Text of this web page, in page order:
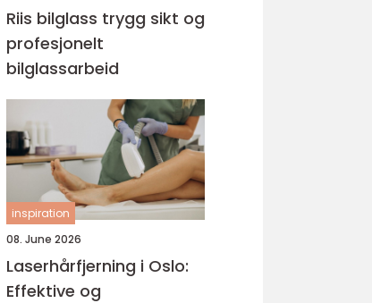
Riis bilglass trygg sikt og
profesjonelt
bilglassarbeid
inspiration
08. June 2026
Laserhårfjerning i Oslo:
Effektive og